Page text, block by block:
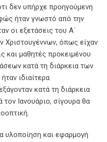
δεν υπήρχε προηγούμενη
ήταν γνωστό από την
οι εξετάσεις του Α΄
Χριστουγέννων, όπως είχαν
και μαθητές προκειμένου
κατά τη διάρκεια των
ιδιαίτερα
κατά τη διάρκεια
Ιανουάριο, σίγουρα θα
υλοποίηση και εφαρμογή